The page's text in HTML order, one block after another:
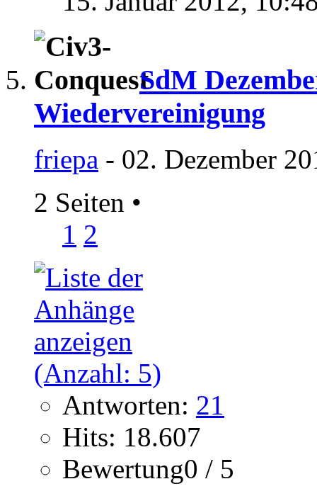
SdM
Wiedervereinigung
friepa - 02. Dezember
2 Seiten •
1 2
Antworten: 21
Hits: 18.607
Bewertung0 / 5